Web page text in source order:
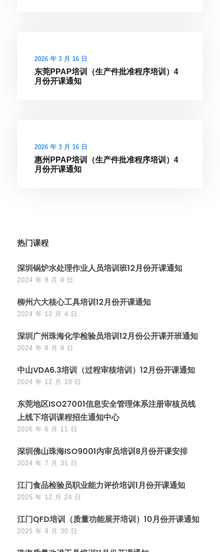
2026 年 3 月 16 日
东莞PPAP培训（生产件批准程序培训）4
月份开课通知
2026 年 3 月 16 日
惠州PPAP培训（生产件批准程序培训）4
月份开课通知
热门课程
深圳锅炉水处理作业人员培训班12月份开课通知
2024 年 8 月 8 日
柳州六大核心工具培训12月份开课通知
2024 年 12 月 4 日
深圳广州珠海化学检验员培训12月份公开课开班通知
2024 年 8 月 9 日
中山VDA6.3培训（过程审核培训）12月份开课通知
2024 年 12 月 18 日
东莞地区ISO27001信息安全管理体系注册审核员线
上线下培训课程招生通知中心
2026 年 6 月 11 日
深圳佛山珠海ISO9001内审员培训8月份开课安排
2024 年 7 月 31 日
江门食品检验员职业能力评价培训1月份开课通知
2025 年 12 月 24 日
江门QFD培训（质量功能展开培训）10月份开课通知
2025 年 9 月 30 日